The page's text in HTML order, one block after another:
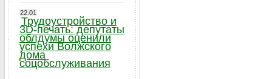
22.01
Трудоустройство и
3D-печать: депутаты
облдумы оценили
успехи Волжского
дома
соцобслуживания